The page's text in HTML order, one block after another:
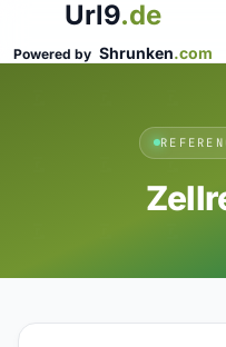
Url9.de
Powered by Shrunken.com